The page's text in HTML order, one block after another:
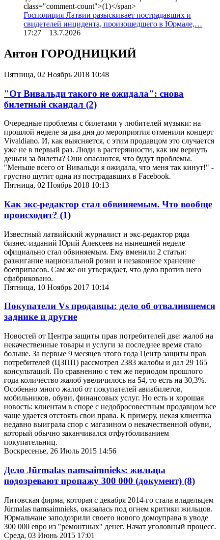
Госполиция Латвии разыскивает пострадавших и
свидетелей инцидента, произошедшего в Юрмале,…
17:27 13.7.2026
Антон ГОРОДНИЦКИЙ
Пятница, 02 Ноябрь 2018 10:48
"От Вивальди такого не ожидала": снова
билетный скандал (2)
Очередные проблемы с билетами у любителей музыки: на
прошлой неделе за два дня до мероприятия отменили концерт
Vivaldiano. И, как выясняется, с этим продавцом это случается
уже не в первый раз. Люди в растерянности, как им вернуть
деньги за билеты? Они опасаются, что будут проблемы.
"Меньше всего от Вивальди я ожидала, что меня так кинут!" -
грустно шутит одна из пострадавших в Facebook.
Пятница, 02 Ноябрь 2018 10:13
Как экс-редактор стал обвиняемым. Что вообще
происходит? (1)
Известный латвийский журналист и экс-редактор ряда
бизнес-изданий Юрий Алексеев на нынешней неделе
официально стал обвиняемым. Ему вменили 2 статьи:
разжигание национальной розни и незаконное хранение
боеприпасов. Сам же он утверждает, что дело против него
сфабриковано.
Пятница, 10 Ноябрь 2017 10:14
Покупатели Vs продавцы: дело об отвалившемся
заднике и другие
Новостей от Центра защиты прав потребителей две: жалоб на
некачественные товары и услуги за последнее время стало
больше. За первые 9 месяцев этого года Центр защиты прав
потребителей (ЦЗПП) рассмотрел 2383 жалобы и дал 29 165
консультаций. По сравнению с тем же периодом прошлого
года количество жалоб увеличилось на 54, то есть на 30,3%.
Особенно много жалоб от покупателей авиабилетов,
мобильников, обуви, финансовых услуг. Но есть и хорошая
новость: клиентам в споре с недобросовестным продавцом все
чаще удается отстоять свои права. К примеру, некая клиентка
недавно выиграла спор с магазином о некачественной обуви,
который обычно заканчивался отфутболиванием
покупательниц.
Воскресенье, 26 Июль 2015 14:56
Дело Jūrmalas namsaimnieks: жильцы
подозревают пропажу 300 000 (документ) (8)
Литовская фирма, которая с декабря 2014-го стала владельцем
Jūrmalas namsaimnieks, оказалась под огнем критики жильцов.
Юрмальчане заподозрили своего нового домоуправа в уводе
300 000 евро из "ремонтных" денег. Начат уголовный процесс.
Среда, 03 Июнь 2015 17:01